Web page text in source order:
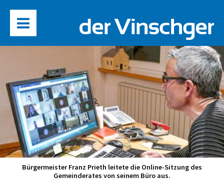
Bürgermeister Franz Prieth leitete die Online-Sitzung des
Gemeinderates von seinem Büro aus.